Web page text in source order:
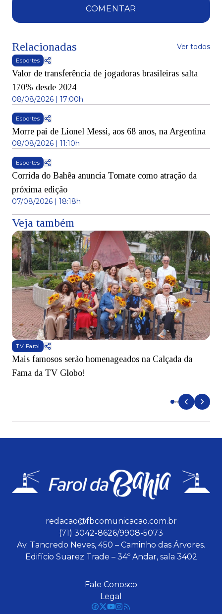
COMENTAR
Relacionadas Ver todos
Esportes
Valor de transferência de jogadoras brasileiras salta
170% desde 2024
08/08/2026 | 17:00h
Esportes
Morre pai de Lionel Messi, aos 68 anos, na Argentina
08/08/2026 | 11:10h
Esportes
Corrida do Bahêa anuncia Tomate como atração da
próxima edição
07/08/2026 | 18:18h
Veja também
TV Farol
Mais famosos serão homenageados na Calçada da
Fama da TV Globo!
redacao@fbcomunicacao.com.br
(71) 3042-8626/9908-5073
Av. Tancredo Neves, 450 – Caminho das Árvores.
Edifício Suarez Trade – 34º Andar, sala 3402
Fale Conosco
Legal